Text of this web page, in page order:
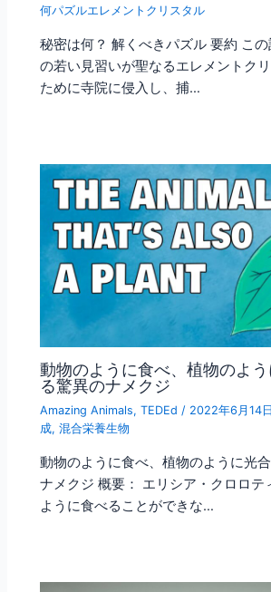
何パズルエレメントクリスタル
秘密は何？ 解くべきパズル 要約 こ
の若い見習いが聖なるエレメントク
ために寺院に侵入し、捕…
動物のように食べ、植物のよ
る驚異のナメクジ
Amazing Animals,TEDEd / 2022年6月14
成,混合栄養生物
動物のように食べ、植物のように光
ナメクジ 概要： エリシア・クロロテ
ように食べることができな…